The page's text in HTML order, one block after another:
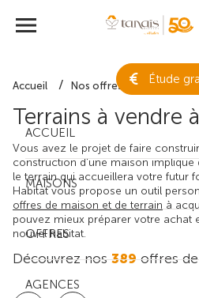
Étude
ACCUEIL
MAISONS
OFFRES
AGENCES
Accueil Nos offres de terrain
Terrains à vendre à
Vous avez le projet de faire
construction d'une maison
le terrain qui accueillera votre futur
Habitat vous propose un outil
offres de maison et de terrain à
pouvez mieux préparer votre achat
nouvel habitat.
Découvrez nos389offres de